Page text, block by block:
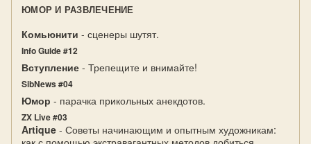
ЮМОР И РАЗВЛЕЧЕНИЕ
Комьюнити - сценеры шутят.
Info Guide #12
Вступление - Трепещите и внимайте!
SibNews #04
Юмор - парачка прикольных анекдотов.
ZX Live #03
Artique - Советы начинающим и опытным художникам: